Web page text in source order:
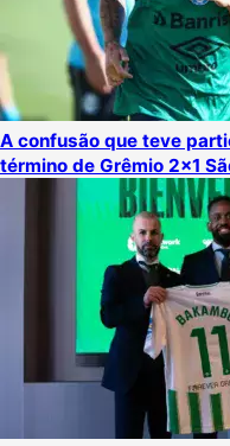
A confusão que teve
término de Grêmio 2×1